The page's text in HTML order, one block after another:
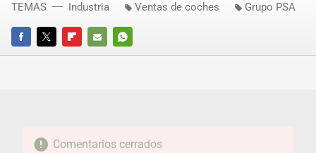
FACEBOOKTWITTERFLIPBOARD
E-
WHATSAPP
TEMAS Industria Ventas de coches Grupo PSA
Comentarios cerrados